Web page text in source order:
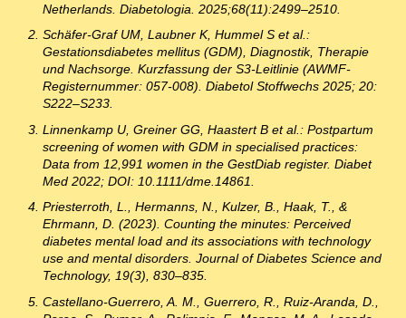
Netherlands. Diabetologia. 2025;68(11):2499–2510.
Schäfer-Graf UM, Laubner K, Hummel S et al.:
Gestationsdiabetes mellitus (GDM), Diagnostik, Therapie
und Nachsorge. Kurzfassung der S3-Leitlinie (AWMF-
Registernummer: 057-008). Diabetol Stoffwechs 2025; 20:
S222–S233.
Linnenkamp U, Greiner GG, Haastert B et al.: Postpartum
screening of women with GDM in specialised practices:
Data from 12,991 women in the GestDiab register. Diabet
Med 2022; DOI: 10.1111/dme.14861.
Priesterroth, L., Hermanns, N., Kulzer, B., Haak, T., &
Ehrmann, D. (2023). Counting the minutes: Perceived
diabetes mental load and its associations with technology
use and mental disorders. Journal of Diabetes Science and
Technology, 19(3), 830–835.
Castellano-Guerrero, A. M., Guerrero, R., Ruiz-Aranda, D.,